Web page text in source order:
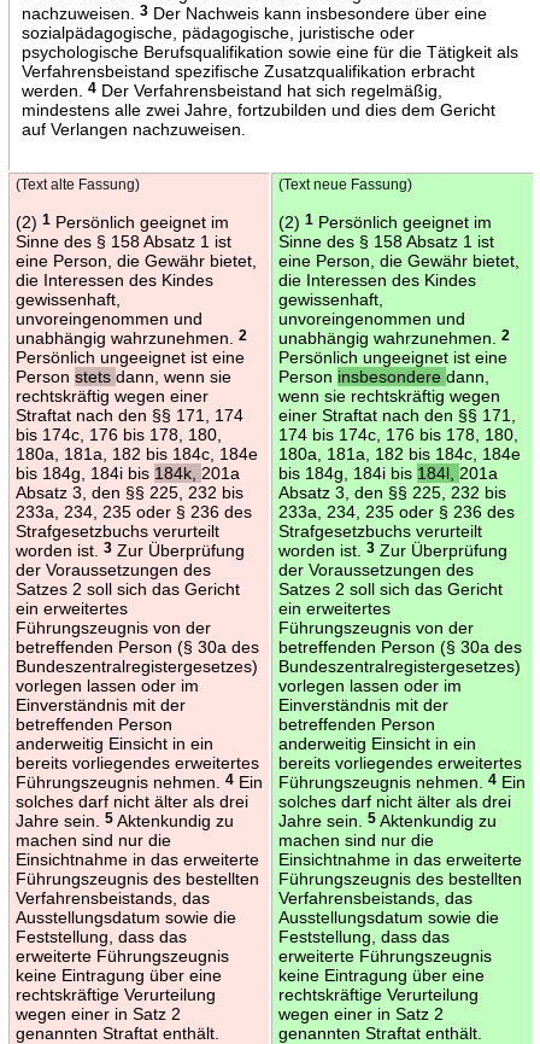
nachzuweisen.
3Der Nachweis kann insbesondere über eine
sozialpädagogische, pädagogische, juristische oder
psychologische Berufsqualifikation sowie eine für die Tätigkeit als
Verfahrensbeistand spezifische Zusatzqualifikation erbracht
werden.
4Der Verfahrensbeistand hat sich regelmäßig,
mindestens alle zwei Jahre, fortzubilden und dies dem Gericht
auf Verlangen nachzuweisen.
(Text alte Fassung)
(2) 1Persönlich geeignet im
Sinne des § 158 Absatz 1 ist
eine Person, die Gewähr bietet,
die Interessen des Kindes
gewissenhaft,
unvoreingenommen und
unabhängig wahrzunehmen.
2
Persönlich ungeeignet ist eine
Person stets dann, wenn sie
rechtskräftig wegen einer
Straftat nach den §§ 171, 174
bis 174c, 176 bis 178, 180,
180a, 181a, 182 bis 184c, 184e
bis 184g, 184i bis 184k, 201a
Absatz 3, den §§ 225, 232 bis
233a, 234, 235 oder § 236 des
Strafgesetzbuchs verurteilt
worden ist.
3Zur Überprüfung
der Voraussetzungen des
Satzes 2 soll sich das Gericht
ein erweitertes
Führungszeugnis von der
betreffenden Person (§ 30a des
Bundeszentralregistergesetzes)
vorlegen lassen oder im
Einverständnis mit der
betreffenden Person
anderweitig Einsicht in ein
bereits vorliegendes erweitertes
Führungszeugnis nehmen.
4Ein
solches darf nicht älter als drei
Jahre sein.
5Aktenkundig zu
machen sind nur die
Einsichtnahme in das erweiterte
Führungszeugnis des bestellten
Verfahrensbeistands, das
Ausstellungsdatum sowie die
Feststellung, dass das
erweiterte Führungszeugnis
keine Eintragung über eine
rechtskräftige Verurteilung
wegen einer in Satz 2
genannten Straftat enthält.
(Text neue Fassung)
(2) 1Persönlich geeignet im
Sinne des § 158 Absatz 1 ist
eine Person, die Gewähr bietet,
die Interessen des Kindes
gewissenhaft,
unvoreingenommen und
unabhängig wahrzunehmen.
2
Persönlich ungeeignet ist eine
Person insbesondere dann,
wenn sie rechtskräftig wegen
einer Straftat nach den §§ 171,
174 bis 174c, 176 bis 178, 180,
180a, 181a, 182 bis 184c, 184e
bis 184g, 184i bis 184l, 201a
Absatz 3, den §§ 225, 232 bis
233a, 234, 235 oder § 236 des
Strafgesetzbuchs verurteilt
worden ist.
3Zur Überprüfung
der Voraussetzungen des
Satzes 2 soll sich das Gericht
ein erweitertes
Führungszeugnis von der
betreffenden Person (§ 30a des
Bundeszentralregistergesetzes)
vorlegen lassen oder im
Einverständnis mit der
betreffenden Person
anderweitig Einsicht in ein
bereits vorliegendes erweitertes
Führungszeugnis nehmen.
4Ein
solches darf nicht älter als drei
Jahre sein.
5Aktenkundig zu
machen sind nur die
Einsichtnahme in das erweiterte
Führungszeugnis des bestellten
Verfahrensbeistands, das
Ausstellungsdatum sowie die
Feststellung, dass das
erweiterte Führungszeugnis
keine Eintragung über eine
rechtskräftige Verurteilung
wegen einer in Satz 2
genannten Straftat enthält.